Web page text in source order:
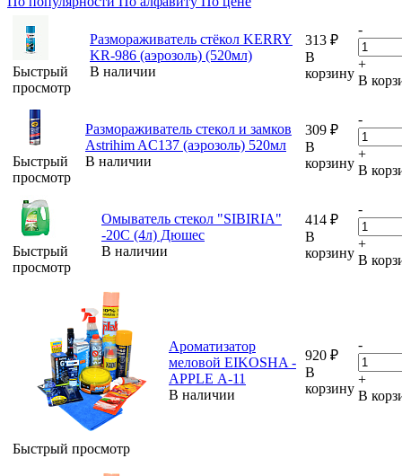
Быстрый
просмотр
Размораживатель стёкол KERRY
KR-986 (аэрозоль) (520мл)
В наличии
313 ₽
В
корзину
-
+
В
Быстрый
просмотр
Размораживатель стекол и замков
Astrihim AC137 (аэрозоль) 520мл
В наличии
309 ₽
В
корзину
-
+
В
Быстрый
просмотр
Омыватель стекол "SIBIRIA"
-20С (4л) Дюшес
В наличии
414 ₽
В
корзину
-
+
В
Быстрый просмотр
Ароматизатор
меловой EIKOSHA -
APPLE А-11
В наличии
920 ₽
В
корзину
-
+
В